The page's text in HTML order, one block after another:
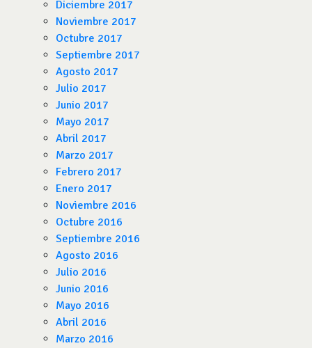
Diciembre 2017
Noviembre 2017
Octubre 2017
Septiembre 2017
Agosto 2017
Julio 2017
Junio 2017
Mayo 2017
Abril 2017
Marzo 2017
Febrero 2017
Enero 2017
Noviembre 2016
Octubre 2016
Septiembre 2016
Agosto 2016
Julio 2016
Junio 2016
Mayo 2016
Abril 2016
Marzo 2016